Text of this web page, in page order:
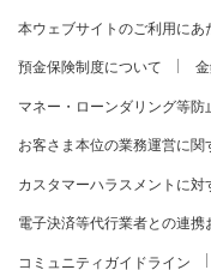
本ウェブサイトのご利用にあ
預金保険制度について
マネー・ローンダリング等防
お客さま本位の業務運営に関
カスタマーハラスメントに対
電子決済等代行業者との連携
コミュニティガイドライン